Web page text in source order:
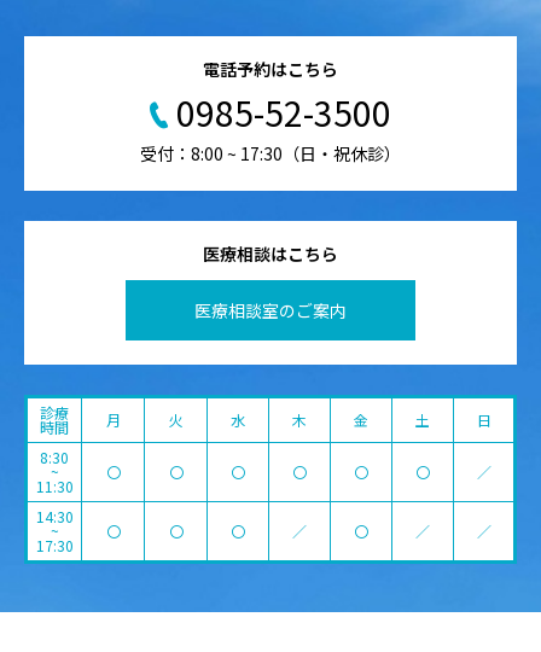
医療相談はこちら
医療相談室のご案内
電話予約はこちら
0985-52-3500
受付：8:00 ~ 17:30（日・祝休診）
診療
時間 月 火 水 木 金 土
日
8:30
~
11:30
〇 〇 〇 〇 〇 〇 ／
14:30
~
17:30
〇 〇 〇 ／ 〇 ／ ／